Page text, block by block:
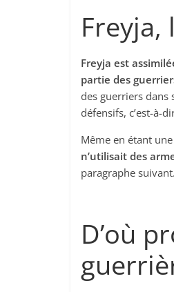
Freyja,
Freyja est
partie des
des guerriers dans
défensifs, c’est-à-
Même en étant une
n’utilisait des
paragraphe suivant.
D’où